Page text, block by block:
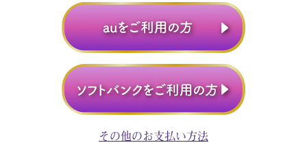
その他のお支払い方法